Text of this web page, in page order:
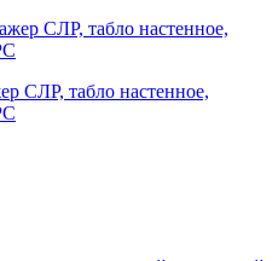
СЛР, табло настенное,